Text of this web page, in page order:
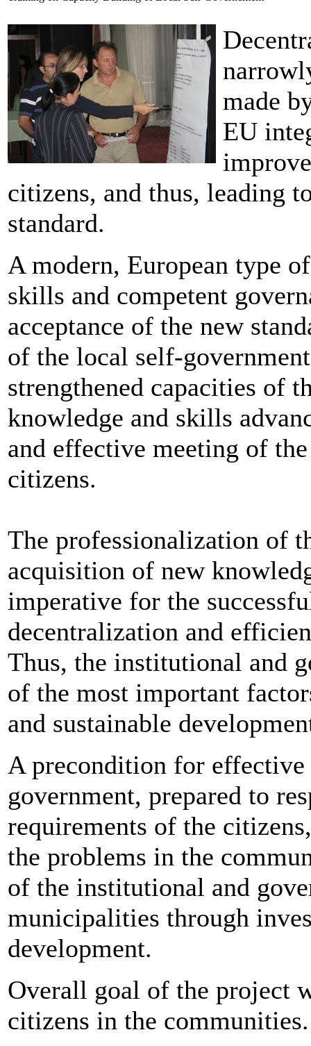
made
EU
citizens, and thus, leading
standard.
A modern, European type
skills and competent
acceptance of the new
of the local self-
strengthened capacities of
knowledge and skills
and effective meeting of
citizens.
The professionalization of
acquisition of new
imperative for the
decentralization and
Thus, the institutional and
of the most important
and sustainable
A precondition for
government, prepared to
requirements of the
the problems in the
of the institutional and
municipalities through
development.
Overall goal of the project
citizens in the communities.